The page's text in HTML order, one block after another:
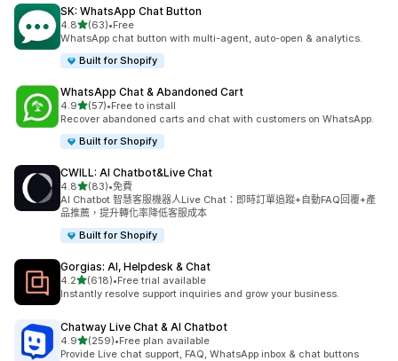
SK: WhatsApp Chat Button
4.8滿分 5 顆星
(63)
共有 63 則評價
•Free
WhatsApp chat button with multi-agent, auto-open & analytics.
Built for Shopify
WhatsApp Chat & Abandoned Cart
4.9滿分 5 顆星
(57)
共有 57 則評價
•Free to install
Recover abandoned carts and chat with customers on WhatsApp.
Built for Shopify
CWILL: AI Chatbot&Live Chat
4.8滿分 5 顆星
(83)
共有 83 則評價
•免費
AI Chatbot 智慧客服機器人Live Chat：即時訂單追蹤+自動FAQ回覆+產
品推薦，提升轉化率降低客服成本
Built for Shopify
Gorgias: AI, Helpdesk & Chat
4.2滿分 5 顆星
(618)
共有 618 則評價
•Free trial available
Instantly resolve support inquiries and grow your business.
Chatway Live Chat & AI Chatbot
4.9滿分 5 顆星
(259)
共有 259 則評價
•Free plan available
Provide Live chat support, FAQ, WhatsApp inbox & chat buttons